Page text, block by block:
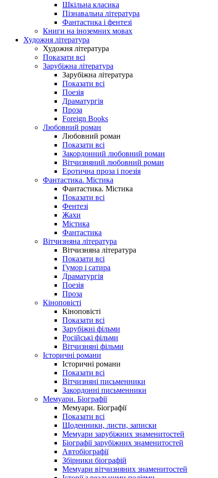
Шкільна класика
Пізнавальна література
Фантастика і фентезі
Книги на іноземних мовах
Художня література
Художня література
Показати всі
Зарубіжна література
Зарубіжна література
Показати всі
Поезія
Драматургія
Проза
Foreign Books
Любовний роман
Любовний роман
Показати всі
Закордонний любовний роман
Вітчизняний любовний роман
Еротична проза і поезія
Фантастика. Містика
Фантастика. Містика
Показати всі
Фентезі
Жахи
Містика
Фантастика
Вітчизняна література
Вітчизняна література
Показати всі
Гумор і сатира
Драматургія
Поезія
Проза
Кіноповісті
Кіноповісті
Показати всі
Зарубіжні фільми
Російські фільми
Вітчизняні фільми
Історичні романи
Історичні романи
Показати всі
Вітчизняні письменники
Закордонні письменники
Мемуари. Біографії
Мемуари. Біографії
Показати всі
Щоденники, листи, записки
Мемуари зарубіжних знаменитостей
Біографії зарубіжних знаменитостей
Автобіографії
Збірники біографій
Мемуари вітчизняних знаменитостей